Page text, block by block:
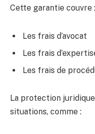
Cette garantie couvre :
Les frais d’avocat
Les frais
Les frais de
La protection
situations, comme :